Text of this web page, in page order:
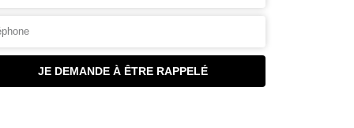
JE DEMANDE À ÊTRE RAPPELÉ